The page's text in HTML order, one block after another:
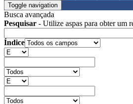
Toggle navigation
Busca avançada
Pesquisar - Utilize aspas para obter um
Índice